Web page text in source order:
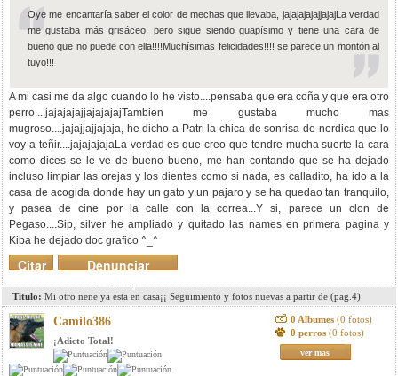
Oye me encantaría saber el color de mechas que llevaba, jajajajajajjajajLa verdad
me gustaba más grisáceo, pero sigue siendo guapísimo y tiene una cara de
bueno que no puede con ella!!!!Muchísimas felicidades!!!! se parece un montón al
tuyo!!!
A mi casi me da algo cuando lo he visto....pensaba que era coña y que era otro
perro....jajajajajjajajajajTambien me gustaba mucho mas
mugroso....jajajjajjajaja, he dicho a Patri la chica de sonrisa de nordica que lo
voy a teñir....jajajajajaLa verdad es que creo que tendre mucha suerte la cara
como dices se le ve de bueno bueno, me han contando que se ha dejado
incluso limpiar las orejas y los dientes como si nada, es calladito, ha ido a la
casa de acogida donde hay un gato y un pajaro y se ha quedao tan tranquilo,
y pasea de cine por la calle con la correa...Y si, parece un clon de
Pegaso....Sip, silver he ampliado y quitado las names en primera pagina y
Kiba he dejado doc grafico ^_^
Denunciar
mensaje
Citar
Titulo: Mi otro nene ya esta en casa¡¡ Seguimiento y fotos nuevas a partir de (pag.4)
Camilo386
¡Adicto Total!
0 Albumes (0 fotos)
0 perros (0 fotos)
ver mas